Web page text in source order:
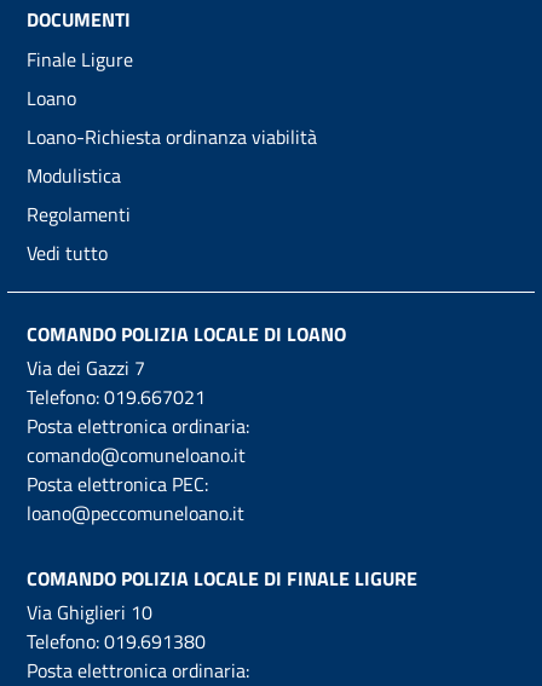
DOCUMENTI
Finale Ligure
Loano
Loano-Richiesta ordinanza viabilità
Modulistica
Regolamenti
Vedi tutto
COMANDO POLIZIA LOCALE DI LOANO
Via dei Gazzi 7
Telefono:019.667021
Posta elettronica ordinaria:
comando@comuneloano.it
Posta elettronica PEC:
loano@peccomuneloano.it
COMANDO POLIZIA LOCALE DI FINALE LIGURE
Via Ghiglieri 10
Telefono:019.691380
Posta elettronica ordinaria: